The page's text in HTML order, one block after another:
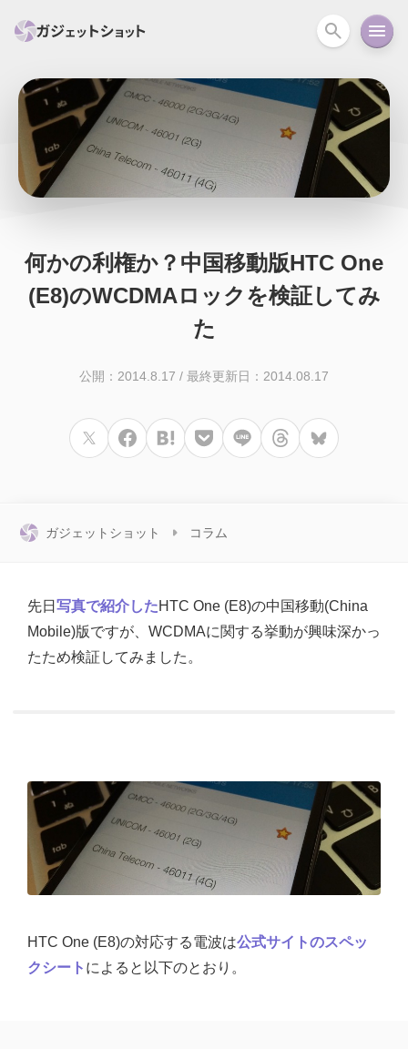
すべて PC関連 カメラ
セール情報 スマートホーム アクションカメラ カメラ
ガイド ニュース オーディオ 周辺機器
何かの利権か？中国移動版HTC One
(E8)のWCDMAロックを検証してみ
た
公開：2014.8.17 / 最終更新日：2014.08.17
ガジェットショット コラム
先日 写真で紹介したHTC One (E8)の中国移動(China
Mobile)版ですが、WCDMAに関する挙動が興味深かっ
たため検証してみました。
HTC One (E8)の対応する電波は公式サイトのスペッ
クシート によると以下のとおり。